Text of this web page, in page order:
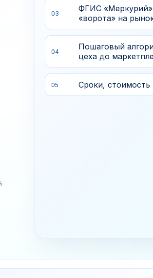
03
ФГИС
«ворота» на
04
Пошаговый
цеха до
05 Сроки,